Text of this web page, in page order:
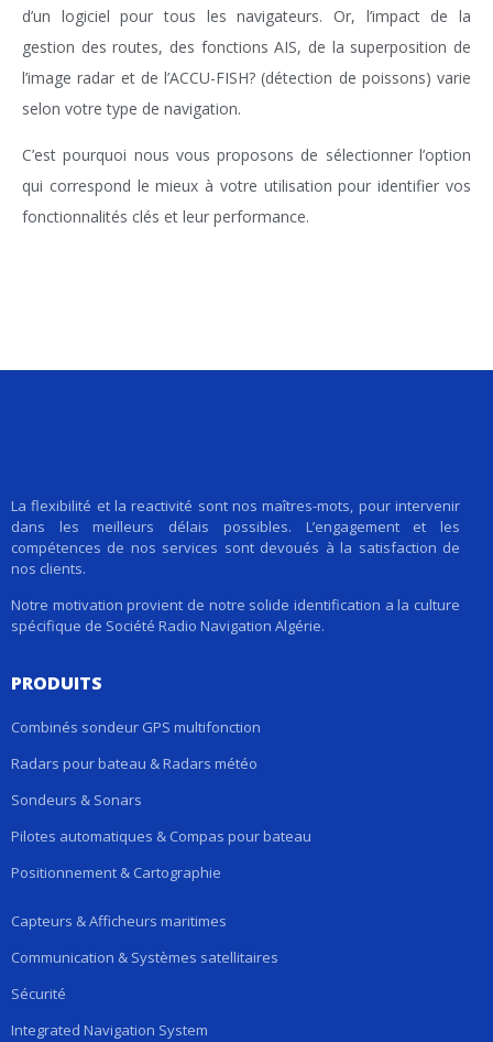
d’un logiciel pour tous les navigateurs. Or, l’impact de la
gestion des routes, des fonctions AIS, de la superposition de
l’image radar et de l’ACCU-FISH? (détection de poissons) varie
selon votre type de navigation.
C’est pourquoi nous vous proposons de sélectionner l’option
qui correspond le mieux à votre utilisation pour identifier vos
fonctionnalités clés et leur performance.
La flexibilité et la reactivité sont nos maîtres-mots, pour intervenir
dans les meilleurs délais possibles. L’engagement et les
compétences de nos services sont devoués à la satisfaction de
nos clients.
Notre motivation provient de notre solide identification a la culture
spécifique de Société Radio Navigation Algérie.
PRODUITS
Combinés sondeur GPS multifonction
Radars pour bateau & Radars météo
Sondeurs & Sonars
Pilotes automatiques & Compas pour bateau
Positionnement & Cartographie
Capteurs & Afficheurs maritimes
Communication & Systèmes satellitaires
Sécurité
Integrated Navigation System